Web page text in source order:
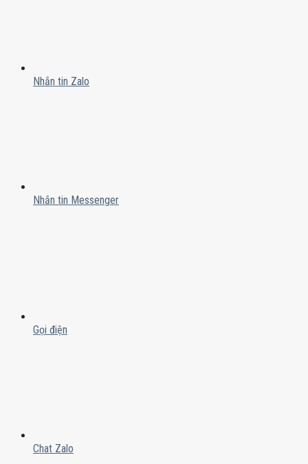
Nhắn tin Zalo
Nhắn tin Messenger
Gọi điện
Chat Zalo